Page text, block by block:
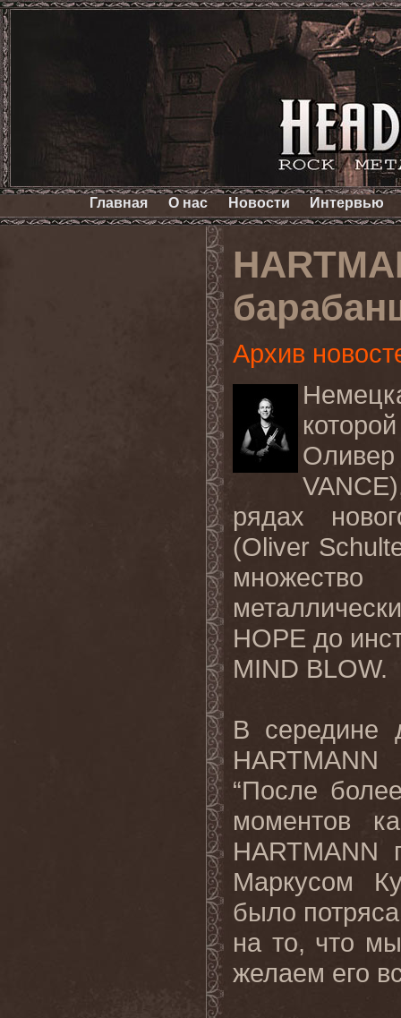
Главная О нас Новости Интервью
Архив
рядах
(Oliver
множество
HOPE до
MIND BLOW.
В середине
“После
моментов
Маркусом
было
на то, что
желаем его